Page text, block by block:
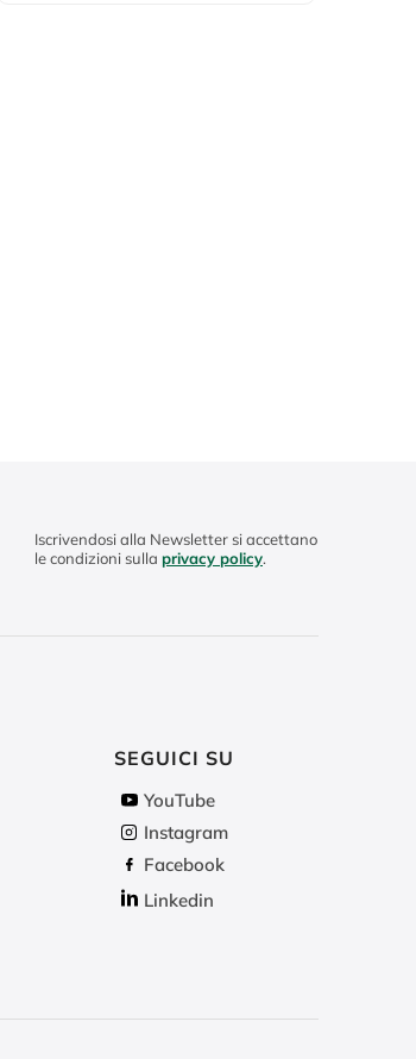
Iscrivendosi alla Newsletter si accettano
le condizioni sulla privacy policy.
SEGUICI SU
YouTube
Instagram
Facebook
Linkedin